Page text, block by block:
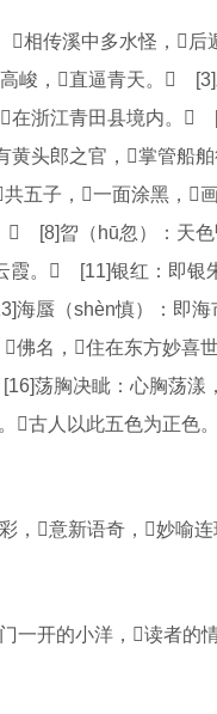
相传溪中多水怪，
峻，直逼青天。
浙江青田县境内。
头郎之官，掌管船舶
五子，一面涂黑，
 [8]曶（hū忽）：
。 [11]银红：即银
蜃（shèn慎）：即海
佛名，住在东方妙喜
荡胸决眦：心胸荡漾
古人以此五色为正色。
，意新语奇，妙喻连
一开的小洋，读者的